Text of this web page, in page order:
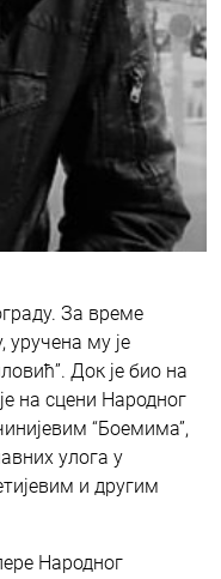
За време
уручена му је
Док је био на
на сцени Народног
“Боемима”,
улога у
и другим
Народног